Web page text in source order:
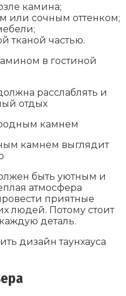
камина;
или сочным оттенком;
тканой частью.
расслаблять и
отдых
камнем выглядит
быть уютным и
атмосфера
приятные
людей. Потому стоит
деталь.
дизайн таунхауса